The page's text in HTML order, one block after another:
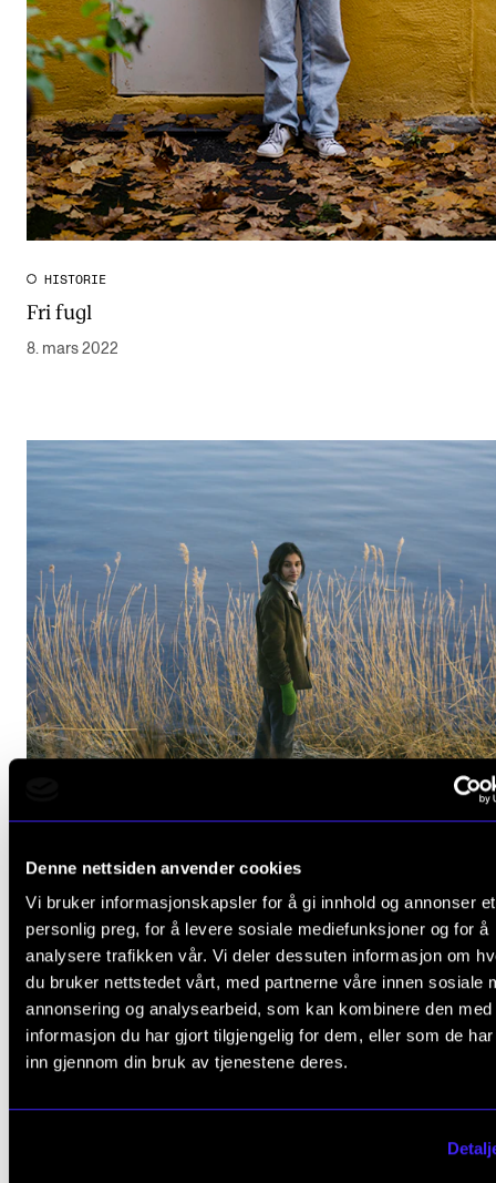
Denne nettsiden anvender cookies
Vi bruker informasjonskapsler for å gi innhold og annonser et
personlig preg, for å levere sosiale mediefunksjoner og for å
analysere trafikken vår. Vi deler dessuten informasjon om
du bruker nettstedet vårt, med partnerne våre innen sosiale
annonsering og analysearbeid, som kan kombinere den med
informasjon du har gjort tilgjengelig for dem, eller som de
inn gjennom din bruk av tjenestene deres.
HISTORIE
Fri fugl
8. mars 2022
11. aug. 2021
Se flere resultater